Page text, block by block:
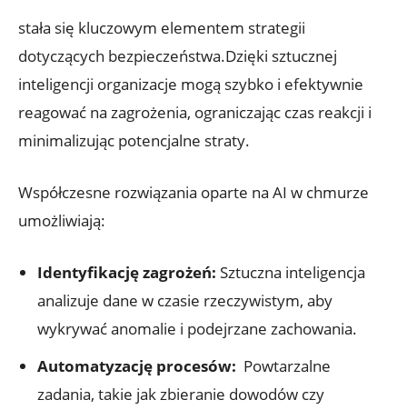
stała się kluczowym ‌elementem strategii
dotyczących bezpieczeństwa.Dzięki sztucznej
inteligencji organizacje⁣ mogą szybko i ​efektywnie​
reagować na zagrożenia, ograniczając czas reakcji ⁢i
⁣minimalizując potencjalne straty.
Współczesne ⁢rozwiązania ⁣oparte ⁢na AI w chmurze
‍umożliwiają:
Identyfikację zagrożeń: Sztuczna inteligencja
analizuje dane⁣ w czasie rzeczywistym, aby
wykrywać anomalie i podejrzane‌ zachowania.
Automatyzację procesów: ​ Powtarzalne
zadania, takie ⁢jak zbieranie dowodów czy